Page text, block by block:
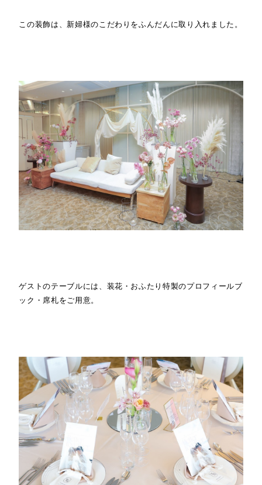
この装飾は、新婦様のこだわりをふんだんに取り入れました。
ゲストのテーブルには、装花・おふたり特製のプロフィールブ
ック・席札をご用意。